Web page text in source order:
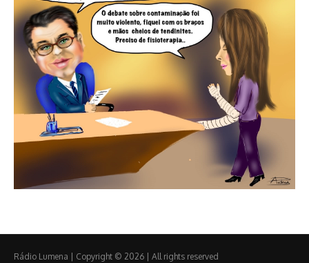
Rádio Lumena | Copyright © 2026 | All rights reserved